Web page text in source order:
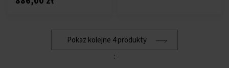
Pokaż kolejne 4 produkty
: